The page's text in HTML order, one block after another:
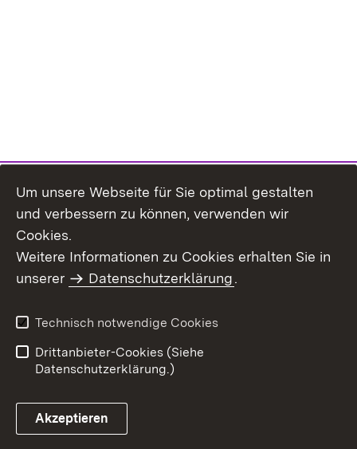
Benutzungshinweise
Erklärung zur
Um unsere Webseite für Sie optimal gestalten
und verbessern zu können, verwenden wir
Cookies.
Weitere Informationen zu Cookies erhalten Sie in
unserer
Datenschutzerklärung.
Technisch notwendige Cookies
Drittanbieter-Cookies (Siehe
Datenschutzerklärung.)
Akzeptieren